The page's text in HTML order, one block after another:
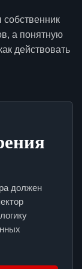
а понятную
действовать
должен